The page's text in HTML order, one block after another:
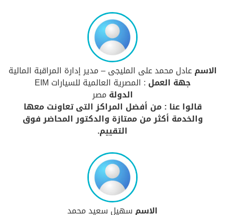
الاسمعادل محمد على المليجى – مدير إدارة المراقبة المالية
جهة العمل : المصرية العالمية للسيارات EIM
الدولة مصر
قالوا عنا : من أفضل المراكز التى تعاونت معها
والخدمة أكثر من ممتازة والدكتور المحاضر فوق
التقييم.
الاسم سهيل سعيد محمد